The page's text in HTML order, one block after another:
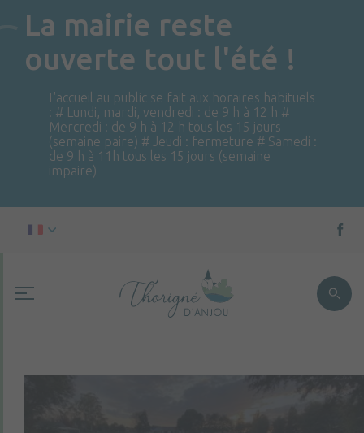
La mairie reste
ouverte tout l'été !
L'accueil au public se fait aux horaires habituels
: # Lundi, mardi, vendredi : de 9 h à 12 h #
Mercredi : de 9 h à 12 h tous les 15 jours
(semaine paire) # Jeudi : fermeture # Samedi :
de 9 h à 11h tous les 15 jours (semaine
impaire)